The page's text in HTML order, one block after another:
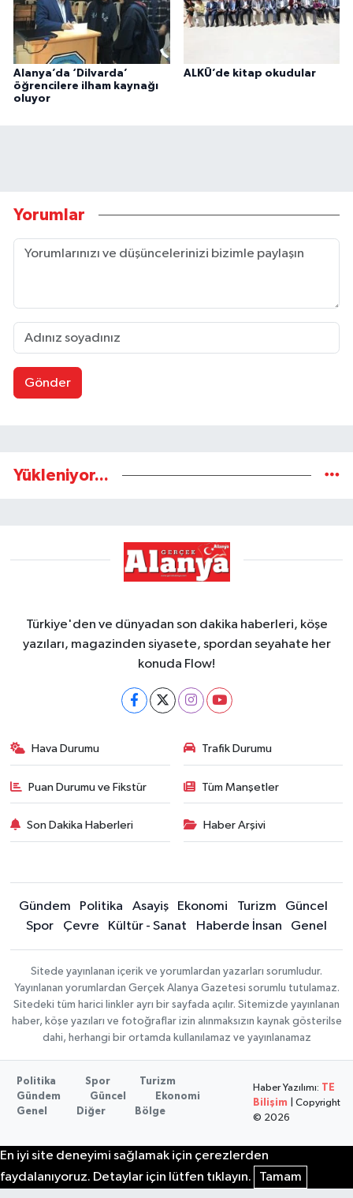
Alanya’da ‘Dilvarda’
öğrencilere ilham kaynağı
oluyor
ALKÜ’de kitap okudular
Yorumlar
Gönder
Yükleniyor...
Türkiye'den ve dünyadan son dakika haberleri, köşe
yazıları, magazinden siyasete, spordan seyahate her
konuda Flow!
Hava Durumu Trafik Durumu
Puan Durumu ve Fikstür Tüm Manşetler
Son Dakika Haberleri Haber Arşivi
Gündem Politika Asayiş Ekonomi Turizm
Güncel
Spor
Çevre Kültür - Sanat Haberde İnsan Genel
Sitede yayınlanan içerik ve yorumlardan yazarları sorumludur.
Yayınlanan yorumlardan Gerçek Alanya Gazetesi sorumlu tutulamaz.
Sitedeki tüm harici linkler ayrı bir sayfada açılır. Sitemizde yayınlanan
haber, köşe yazıları ve fotoğraflar izin alınmaksızın kaynak gösterilse
dahi, herhangi bir ortamda kullanılamaz ve yayınlanamaz
Politika Spor
Turizm
Gündem
Güncel
Ekonomi
Genel
Diğer Bölge
Haber Yazılımı: TE
Bilişim | Copyright
© 2026
En iyi site deneyimi sağlamak için çerezlerden
faydalanıyoruz. Detaylar için lütfen tıklayın.
Tamam